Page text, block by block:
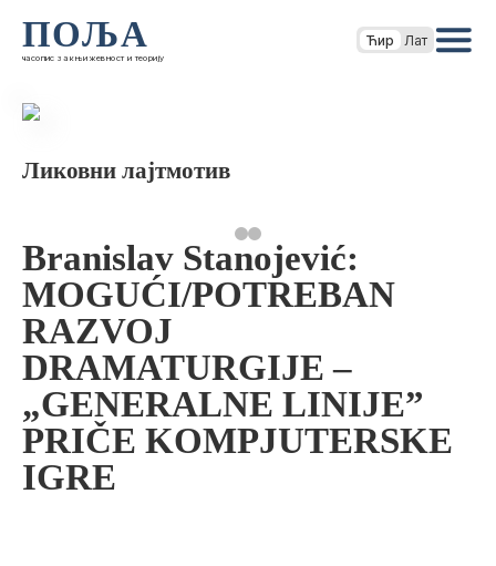
ПОЉА
часопис за књижевност и теорију
Ћир Лат
Ликовни лајтмотив
Branislav Stanojević:
MOGUĆI/POTREBAN
RAZVOJ
DRAMATURGIJE –
„GENERALNE LINIJE”
PRIČE KOMPJUTERSKE
IGRE